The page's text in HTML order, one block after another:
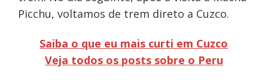
Picchu, voltamos de trem direto a Cuzco.
Saiba o que eu mais curti em Cuzco
Veja todos os posts sobre o Peru